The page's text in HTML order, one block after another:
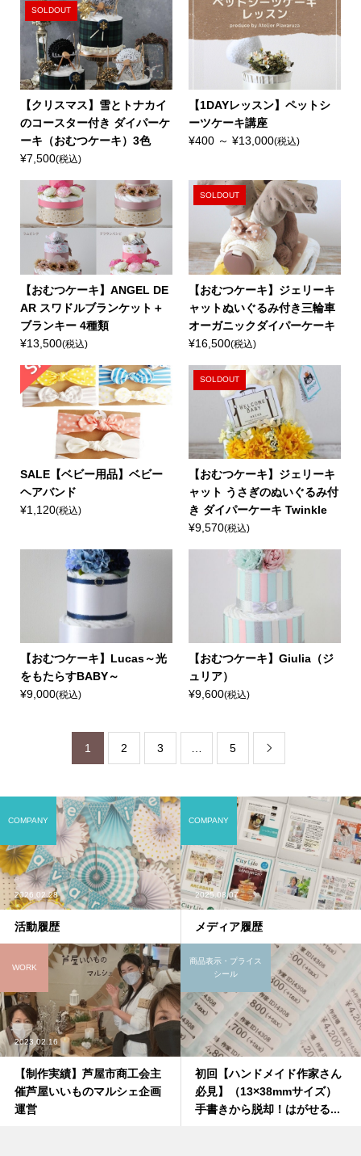
SOLDOUT
【クリスマス】雪とトナカイ
のコースター付き ダイパーケ
ーキ（おむつケーキ）3色
¥7,500(税込)
【1DAYレッスン】ペットシ
ーツケーキ講座
¥400 ～ ¥13,000(税込)
【おむつケーキ】ANGEL DE
AR スワドルブランケット＋
ブランキー 4種類
¥13,500(税込)
SOLDOUT
【おむつケーキ】ジェリーキ
ャットぬいぐるみ付き三輪車
オーガニックダイパーケーキ
¥16,500(税込)
SALE【ベビー用品】ベビー
ヘアバンド
¥1,120(税込)
SOLDOUT
【おむつケーキ】ジェリーキ
ャット うさぎのぬいぐるみ付
き ダイパーケーキ Twinkle
¥9,570(税込)
【おむつケーキ】Lucas～光
をもたらすBABY～
¥9,000(税込)
【おむつケーキ】Giulia（ジ
ュリア）
¥9,600(税込)
1 2 3 … 5 
2026.02.28
活動履歴
COMPANY
2025.08.07
メディア履歴
COMPANY
2023.02.16
【制作実績】芦屋市商工会主
催芦屋いいものマルシェ企画
運営
WORK
初回【ハンドメイド作家さん
必見】（13×38mmサイズ）
手書きから脱却！はがせる...
商品表示・プライス
シール